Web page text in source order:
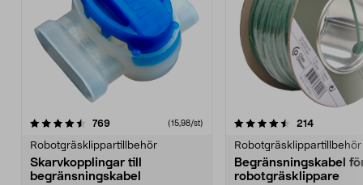
769recensioner (15,98/st)
Robotgräsklippartillbehör
Skarvkopplingar till
begränsningskabel
4.5 av 5 stjärnor 214
Robotgräsklippartillbehör
Begränsningskabel
robotgräsklippare
4.5 av 5 stjärnor